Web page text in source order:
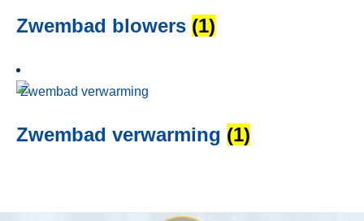
Zwembad blowers (1)
Zwembad verwarming (1)